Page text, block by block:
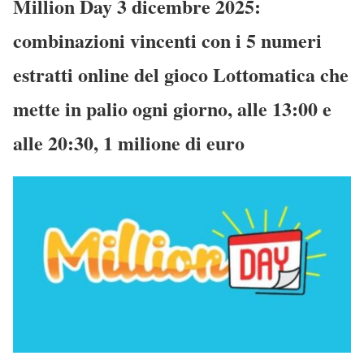
Million Day 3 dicembre 2025:
combinazioni vincenti con i 5 numeri
estratti online del gioco Lottomatica che
mette in palio ogni giorno, alle 13:00 e
alle 20:30, 1 milione di euro